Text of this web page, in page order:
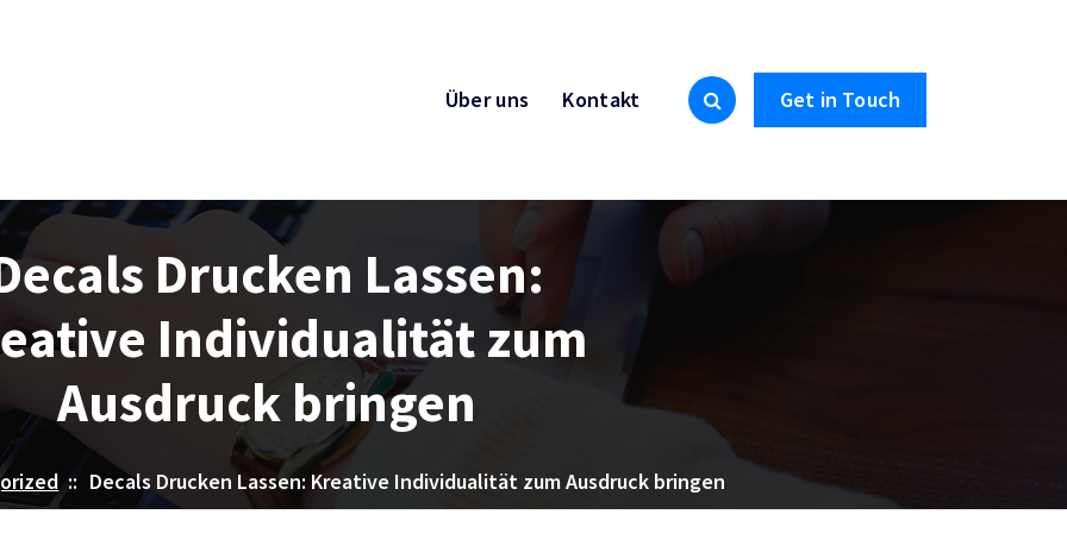
Über uns Kontakt Get in Touch
Drucken Lassen:
Individualität zum
Ausdruck bringen
:: Decals Drucken Lassen: Kreative Individualität zum Ausdruck bringen